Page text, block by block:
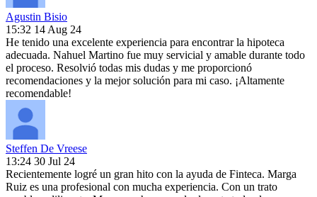
Agustin Bisio
15:32 14 Aug 24
He tenido una excelente experiencia para encontrar la hipoteca
adecuada. Nahuel Martino fue muy servicial y amable durante todo
el proceso. Resolvió todas mis dudas y me proporcionó
recomendaciones y la mejor solución para mi caso. ¡Altamente
recomendable!
Steffen De Vreese
13:24 30 Jul 24
Recientemente logré un gran hito con la ayuda de Finteca. Marga
Ruiz es una profesional con mucha experiencia. Con un trato